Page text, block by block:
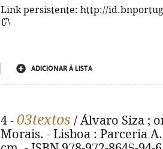
Link persistente: http://
ADICIONAR À LISTA
4 - 03textos / Álvaro Siza ;
Morais. - Lisboa : Parceria